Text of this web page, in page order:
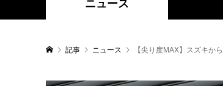
ニュース
記事 ニュース 【尖り度MAX】スズキか